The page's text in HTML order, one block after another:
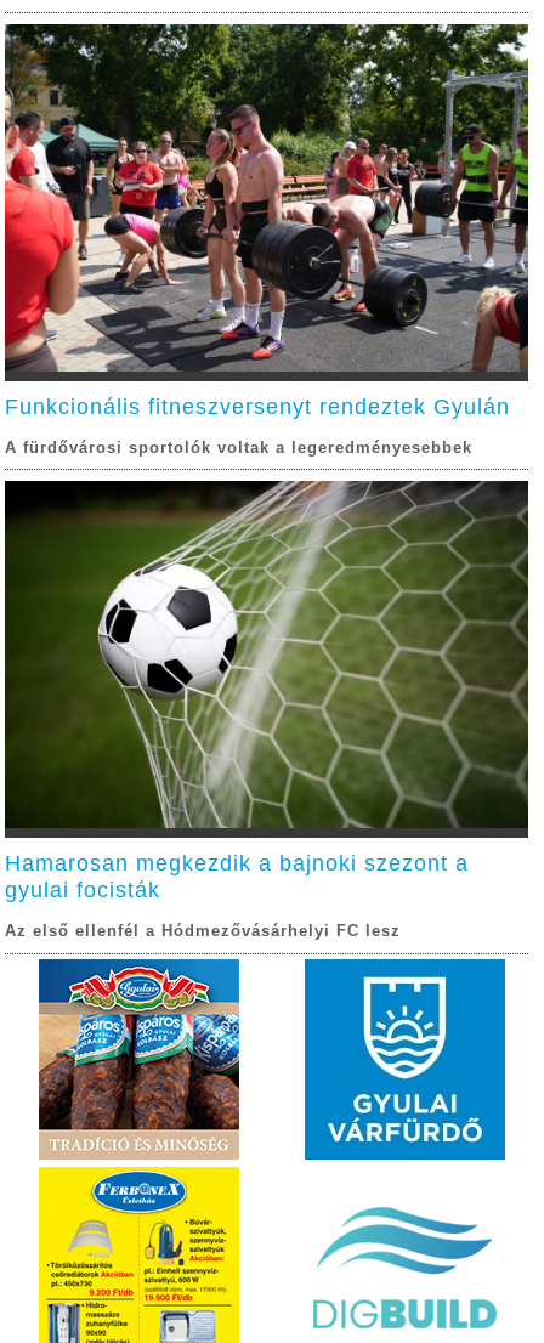
Funkcionális fitneszversenyt rendeztek Gyulán
A fürdővárosi sportolók voltak a legeredményesebbek
Hamarosan megkezdik a bajnoki szezont a
gyulai focisták
Az első ellenfél a Hódmezővásárhelyi FC lesz